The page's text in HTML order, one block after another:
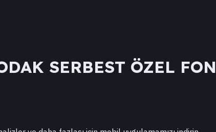
SERBEST ÖZEL FON